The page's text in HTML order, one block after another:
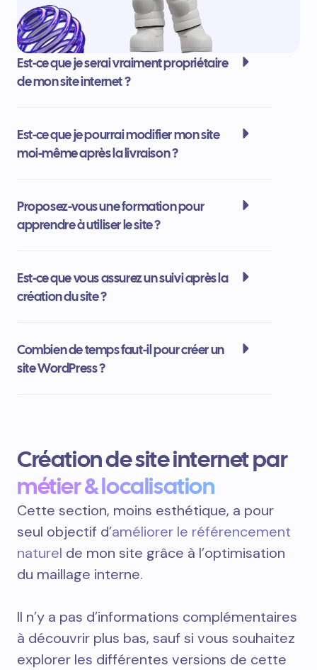
Est-ce que je serai vraiment propriétaire
de mon site internet ?
Est-ce que je pourrai modifier mon site
moi-même après la livraison ?
Proposez-vous une formation pour
apprendre à utiliser le site ?
Est-ce que vous assurez un suivi après la
création du site ?
Combien de temps faut-il pour créer un
site WordPress ?
Création de site internet par
métier & localisation
Cette section, moins esthétique, a pour
seul objectif d’améliorer le référencement
naturel de mon site grâce à l’optimisation
du maillage interne.
Il n’y a pas d’informations complémentaires
à découvrir plus bas, sauf si vous souhaitez
explorer les différentes versions de cette